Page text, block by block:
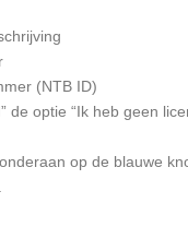
(NTB ID)
optie “Ik heb geen
op de blauwe